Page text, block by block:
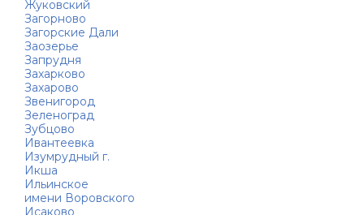
Жуковский
Загорново
Загорские Дали
Заозерье
Запрудня
Захарково
Захарово
Звенигород
Зеленоград
Зубцово
Ивантеевка
Изумрудный г.
Икша
Ильинское
имени Воровского
Исаково